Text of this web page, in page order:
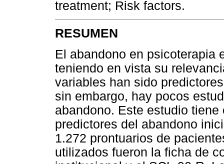
treatment; Risk factors.
RESUMEN
El abandono en psicoterapia
teniendo en vista su
variables han sido
sin embargo, hay pocos
abandono. Este estudio
predictores del abandono
1.272 prontuarios de
utilizados fueron la ficha de